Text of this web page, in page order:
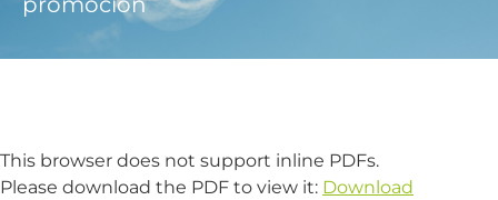
This browser does not support inline PDFs.
Please download the PDF to view it: Download